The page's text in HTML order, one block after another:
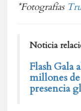
*Fotografías
Noticia
Flash Gala
millones
presencia